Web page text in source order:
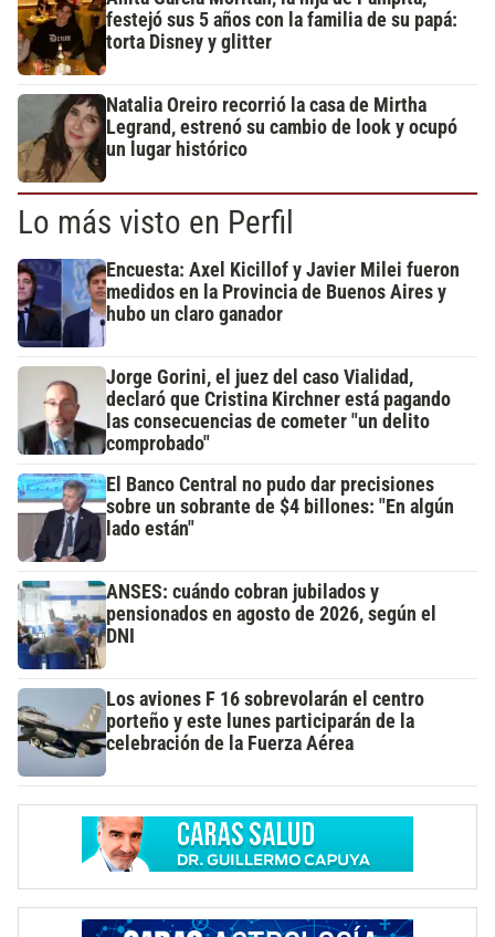
festejó sus 5 años con la familia de su papá:
torta Disney y glitter
Natalia Oreiro recorrió la casa de Mirtha
Legrand, estrenó su cambio de look y ocupó
un lugar histórico
Lo más visto en Perfil
Encuesta: Axel Kicillof y Javier Milei fueron
medidos en la Provincia de Buenos Aires y
hubo un claro ganador
Jorge Gorini, el juez del caso Vialidad,
declaró que Cristina Kirchner está pagando
las consecuencias de cometer "un delito
comprobado"
El Banco Central no pudo dar precisiones
sobre un sobrante de $4 billones: "En algún
lado están"
ANSES: cuándo cobran jubilados y
pensionados en agosto de 2026, según el
DNI
Los aviones F 16 sobrevolarán el centro
porteño y este lunes participarán de la
celebración de la Fuerza Aérea